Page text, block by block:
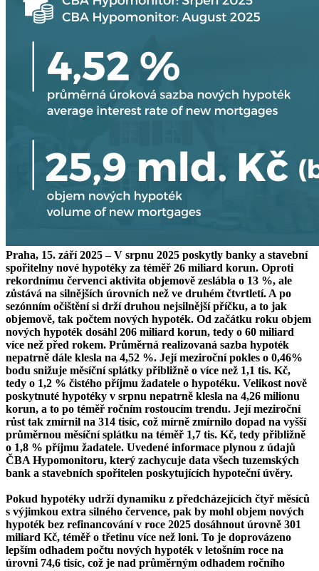
Praha, 15. září 2025 – V srpnu 2025 poskytly banky a stavební
spořitelny nové hypotéky za téměř 26 miliard korun. Oproti
rekordnímu červenci aktivita objemově zeslábla o 13 %, ale
zůstává na silnějších úrovních než ve druhém čtvrtletí. A po
sezónním očištění si drží druhou nejsilnější příčku, a to jak
objemově, tak počtem nových hypoték. Od začátku roku objem
nových hypoték dosáhl 206 miliard korun, tedy o 60 miliard
více než před rokem. Průměrná realizovaná sazba hypoték
nepatrně dále klesla na 4,52 %. Její meziroční pokles o 0,46%
bodu snižuje měsíční splátky přibližně o více než 1,1 tis. Kč,
tedy o 1,2 % čistého příjmu žadatele o hypotéku. Velikost nově
poskytnuté hypotéky v srpnu nepatrně klesla na 4,26 milionu
korun, a to po téměř ročním rostoucím trendu. Její meziroční
růst tak zmírnil na 314 tisíc, což mírně zmírnilo dopad na vyšší
průměrnou měsíční splátku na téměř 1,7 tis. Kč, tedy přibližně
o 1,8 % příjmu žadatele. Uvedené informace plynou z údajů
ČBA Hypomonitoru, který zachycuje data všech tuzemských
bank a stavebních spořitelen poskytujících hypoteční úvěry.
Pokud hypotéky udrží dynamiku z předcházejících čtyř měsíců
s výjimkou extra silného července, pak by mohl objem nových
hypoték bez refinancování v roce 2025 dosáhnout úrovně 301
miliard Kč, téměř o třetinu více než loni. To je doprovázeno
lepším odhadem počtu nových hypoték v letošním roce na
úrovni 74,6 tisíc, což je nad průměrným odhadem ročního